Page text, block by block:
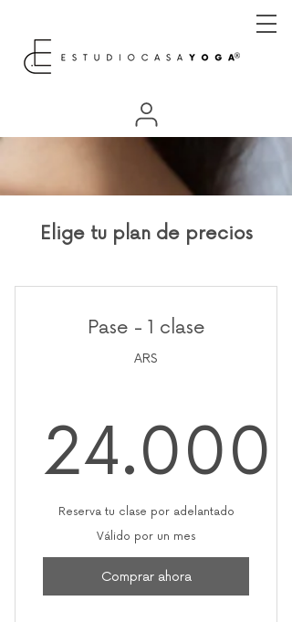
Elige tu plan de precios
Pase - 1 clase
ARS
24.000
Reserva tu clase por adelantado
Válido por un mes
Comprar ahora